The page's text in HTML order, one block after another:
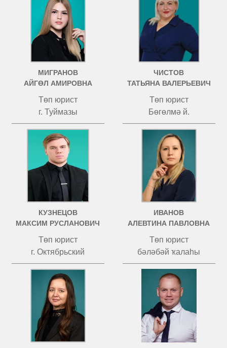
МИГРАНОВ
АЙГӨЛ АМИРОВНА
Төп юрист
г. Туймазы
ЧИСТОВ
ТАТЬЯНА ВАЛЕРЬЕВИЧ
Төп юрист
Бөгөлмә й.
КУЗНЕЦОВ
МАКСИМ РУСЛАНОВИЧ
Төп юрист
г. Октябрьский
ИВАНОВ
АЛЕВТИНА ПАВЛОВНА
Төп юрист
бәләбәй ҡалаһы